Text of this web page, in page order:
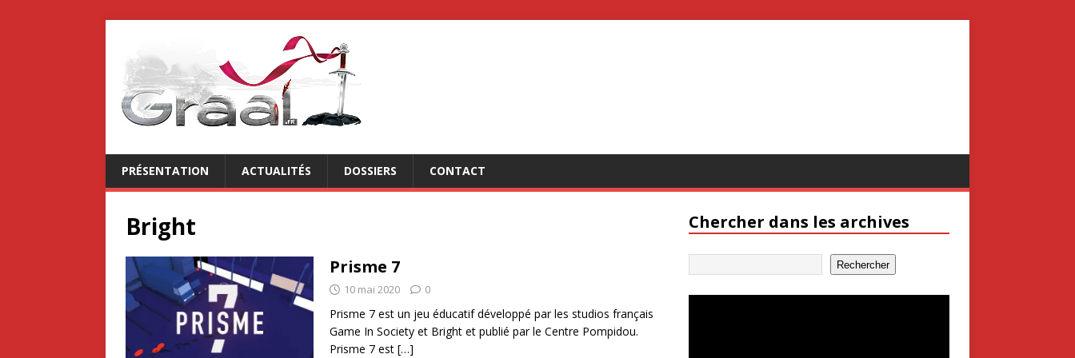
PRÉSENTATION ACTUALITÉS DOSSIERS CONTACT
Bright
Prisme 7
10 mai 2020 0
Prisme 7 est un jeu éducatif développé par les studios français
Game In Society et Bright et publié par le Centre Pompidou.
Prisme 7 est […]
Chercher dans les archives
Rechercher